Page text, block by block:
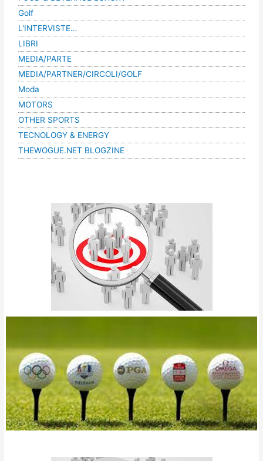
Golf
L'INTERVISTE…
LIBRI
MEDIA/PARTE
MEDIA/PARTNER/CIRCOLI/GOLF
Moda
MOTORS
OTHER SPORTS
TECNOLOGY & ENERGY
THEWOGUE.NET BLOGZINE